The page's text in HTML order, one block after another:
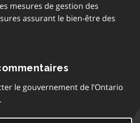
mesures de gestion des
assurant le bien-être des
le gouvernement de l’Ontario